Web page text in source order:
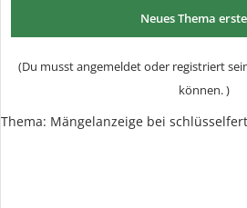
Neues Thema
(Du musst angemeldet oder registriert
können. )
Thema: Mängelanzeige bei